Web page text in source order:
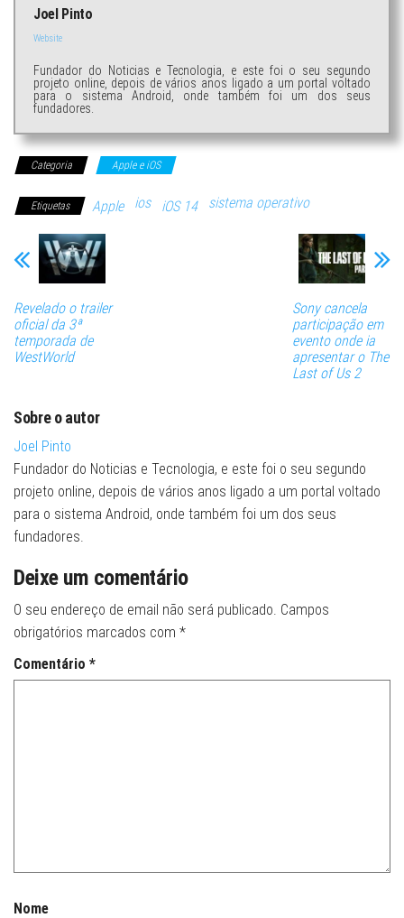
Joel Pinto
Website
Fundador do Noticias e Tecnologia, e este foi o seu segundo
projeto online, depois de vários anos ligado a um portal voltado
para o sistema Android, onde também foi um dos seus
fundadores.
Categoria Apple e iOS
Etiquetas Apple ios iOS 14 sistema operativo
Revelado o trailer
oficial da 3ª
temporada de
WestWorld
Sony cancela
participação em
evento onde ia
apresentar o The
Last of Us 2
Sobre o autor
Joel Pinto
Fundador do Noticias e Tecnologia, e este foi o seu segundo
projeto online, depois de vários anos ligado a um portal voltado
para o sistema Android, onde também foi um dos seus
fundadores.
Deixe um comentário
O seu endereço de email não será publicado. Campos
obrigatórios marcados com *
Comentário *
Nome